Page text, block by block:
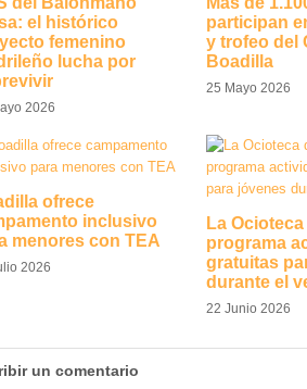
el histórico
femenino
lucha por
2026
participan
y trofeo del
Boadilla
25 Mayo 2026
ofrece
inclusivo
menores con TEA
2026
La
programa
gratuitas
durante el
22 Junio 2026
un comentario